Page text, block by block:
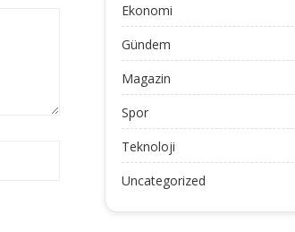
Ekonomi
Gündem
Magazin
Spor
Teknoloji
Uncategorized